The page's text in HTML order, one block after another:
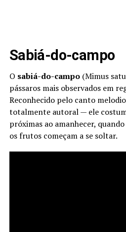
Sabiá-do-campo
O sabiá-do-campo(Mimus
pássaros mais observados em
Reconhecido pelo canto
totalmente autoral — ele
próximas ao amanhecer,
os frutos começam a se soltar.